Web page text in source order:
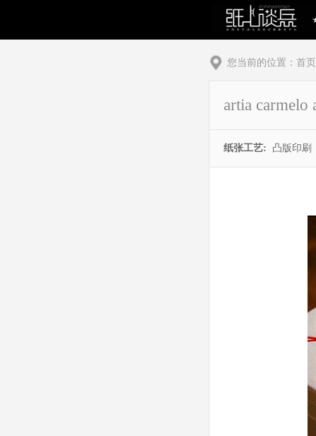
您当前的位置： 首页
artia
纸张工艺: 凸版印刷